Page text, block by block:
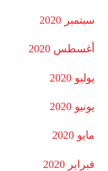
سبتمبر 2020
أغسطس 2020
يوليو 2020
يونيو 2020
مايو 2020
فبراير 2020